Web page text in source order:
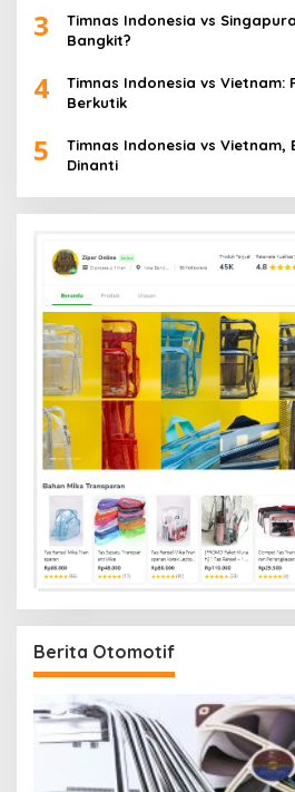
3
Timnas Indonesia vs
Bangkit?
4
Timnas Indonesia vs Vietnam:
Berkutik
5
Timnas Indonesia vs Vietnam,
Dinanti
Berita Otomotif